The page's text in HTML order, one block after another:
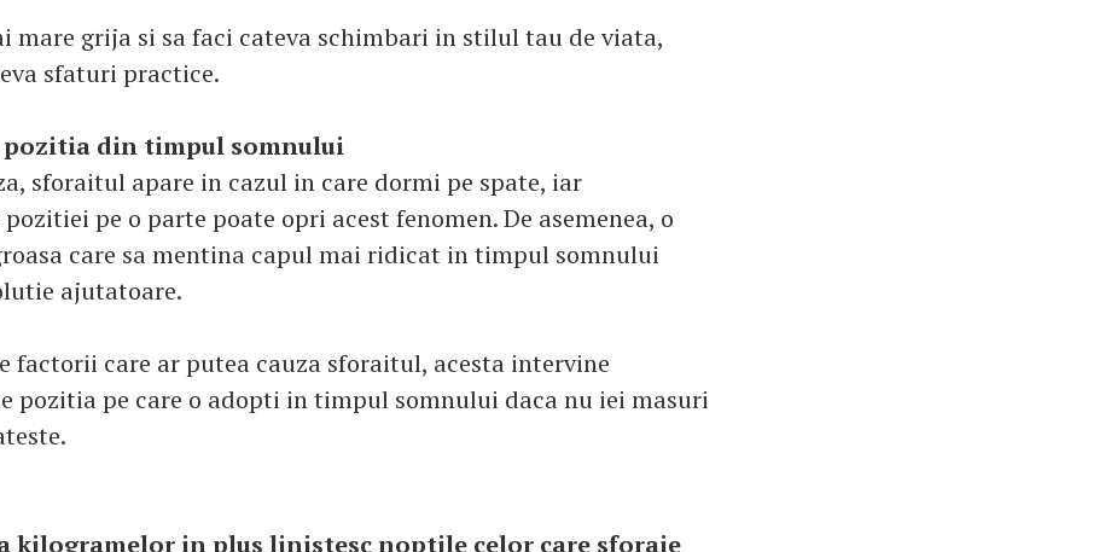
mare grija si sa faci cateva schimbari in stilul tau de viata,
sfaturi practice.
pozitia din timpul somnului
sforaitul apare in cazul in care dormi pe spate, iar
pe o parte poate opri acest fenomen. De asemenea, o
care sa mentina capul mai ridicat in timpul somnului
ajutatoare.
factorii care ar putea cauza sforaitul, acesta intervine
pozitia pe care o adopti in timpul somnului daca nu iei masuri
kilogramelor in plus linistesc noptile celor care sforaie